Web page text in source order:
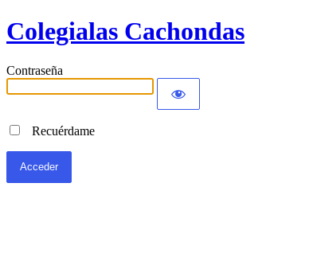
Colegialas Cachondas
Contraseña
Recuérdame